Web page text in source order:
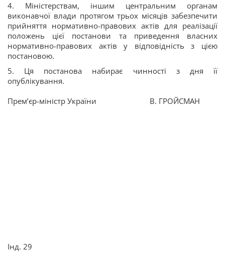
4. Міністерствам, іншим центральним органам
виконавчої влади протягом трьох місяців забезпечити
прийняття нормативно-правових актів для реалізації
положень цієї постанови та приведення власних
нормативно-правових актів у відповідність з цією
постановою.
5. Ця постанова набирає чинності з дня її
опублікування.
Прем’єр-міністр України
В. ГРОЙСМАН
Інд. 29